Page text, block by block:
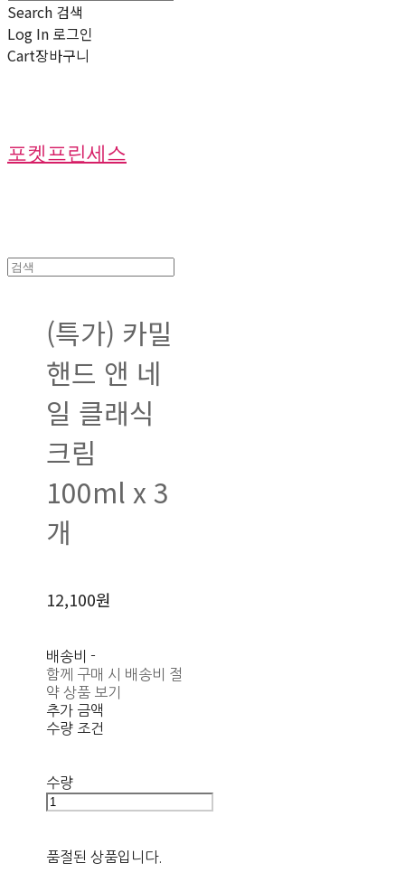
Search 검색
Log In 로그인
Cart장바구니
포켓프린세스
(특가) 카밀
핸드 앤 네
일 클래식
크림
100ml x 3
개
12,100원
배송비 -
함께 구매 시 배송비 절
약 상품 보기
추가 금액
수량 조건
수량
품절된 상품입니다.